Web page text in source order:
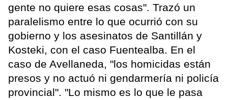
gente no quiere esas cosas". Trazó un
paralelismo entre lo que ocurrió con su
gobierno y los asesinatos de Santillán y
Kosteki, con el caso Fuentealba. En el
caso de Avellaneda, "los homicidas están
presos y no actuó ni gendarmería ni policía
provincial". "Lo mismo es lo que le pasa